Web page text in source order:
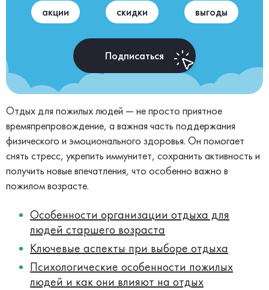
акции скидки выгоды
Подписаться
Отдых для пожилых людей — не просто приятное
времяпрепровождение, а важная часть поддержания
физического и эмоционального здоровья. Он помогает
снять стресс, укрепить иммунитет, сохранить активность и
получить новые впечатления, что особенно важно в
пожилом возрасте.
Особенности организации отдыха для
людей старшего возраста
Ключевые аспекты при выборе отдыха
Психологические особенности пожилых
людей и как они влияют на отдых